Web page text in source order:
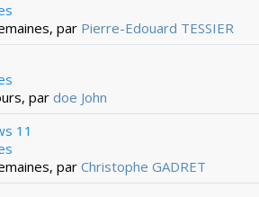
par Pierre-Edouard TESSIER
par doe John
11
par Christophe GADRET